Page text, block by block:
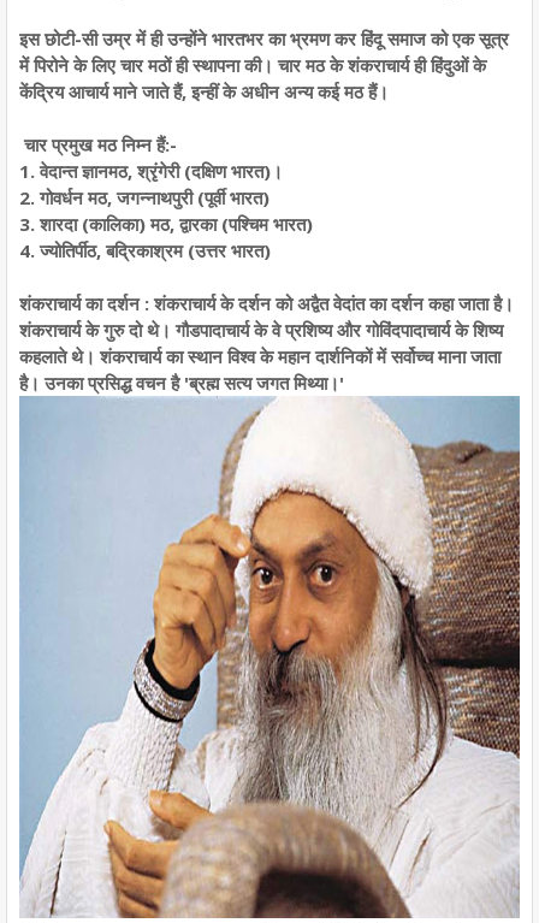
इस छोटी-सी उम्र में ही उन्होंने भारतभर का भ्रमण कर हिंदू समाज को एक सूत्र
में पिरोने के लिए चार मठों ही स्थापना की। चार मठ के शंकराचार्य ही हिंदुओं के
केंद्रिय आचार्य माने जाते हैं, इन्हीं के अधीन अन्य कई मठ हैं।
चार प्रमुख मठ निम्न हैं:-
1. वेदान्त ज्ञानमठ, श्रृंगेरी (दक्षिण भारत)।
2. गोवर्धन मठ, जगन्नाथपुरी (पूर्वी भारत)
3. शारदा (कालिका) मठ, द्वारका (पश्चिम भारत)
4. ज्योतिर्पीठ, बद्रिकाश्रम (उत्तर भारत)
शंकराचार्य का दर्शन : शंकराचार्य के दर्शन को अद्वैत वेदांत का दर्शन कहा जाता है।
शंकराचार्य के गुरु दो थे। गौडपादाचार्य के वे प्रशिष्य और गोविंदपादाचार्य के शिष्य
कहलाते थे। शंकराचार्यका स्थान विश्व के महान दार्शनिकों में सर्वोच्च माना जाता
है। उनका प्रसिद्ध वचन है 'ब्रह्म सत्य जगत मिथ्या।'